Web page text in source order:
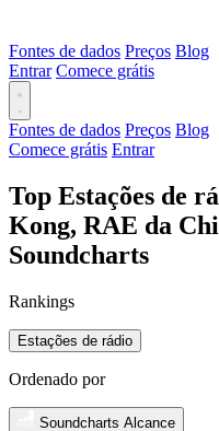
Fontes de dados Preços Blog
Entrar Comece grátis
Fontes de dados Preços Blog
Comece grátis Entrar
Top Estações de
Kong, RAE da
Soundcharts
Rankings
Estações de rádio
Ordenado por
Soundcharts Alcance